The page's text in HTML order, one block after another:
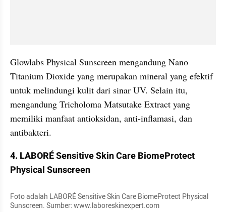
Glowlabs Physical Sunscreen mengandung Nano
Titanium Dioxide yang merupakan mineral yang efektif
untuk melindungi kulit dari sinar UV. Selain itu,
mengandung Tricholoma Matsutake Extract yang
memiliki manfaat antioksidan, anti-inflamasi, dan
antibakteri.
4. LABORÉ Sensitive Skin Care BiomeProtect
Physical Sunscreen
Foto adalah LABORÉ Sensitive Skin Care BiomeProtect Physical
Sunscreen. Sumber: www.laboreskinexpert.com